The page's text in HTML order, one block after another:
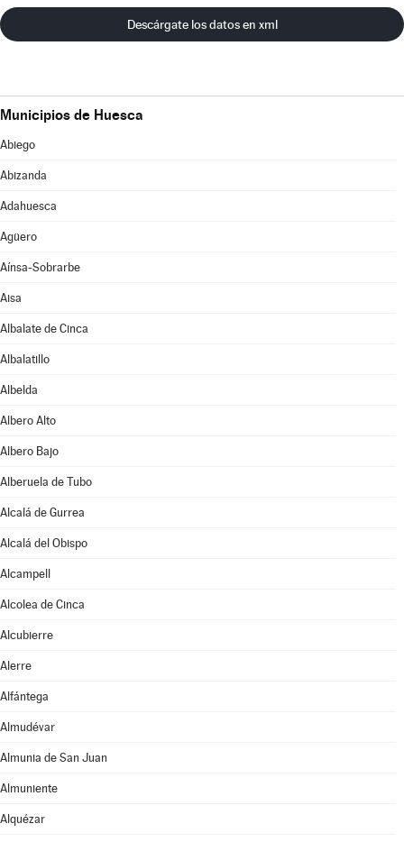
Descárgate los datos en xml
Municipios de Huesca
Abiego
Abizanda
Adahuesca
Agüero
Aínsa-Sobrarbe
Aisa
Albalate de Cinca
Albalatillo
Albelda
Albero Alto
Albero Bajo
Alberuela de Tubo
Alcalá de Gurrea
Alcalá del Obispo
Alcampell
Alcolea de Cinca
Alcubierre
Alerre
Alfántega
Almudévar
Almunia de San Juan
Almuniente
Alquézar